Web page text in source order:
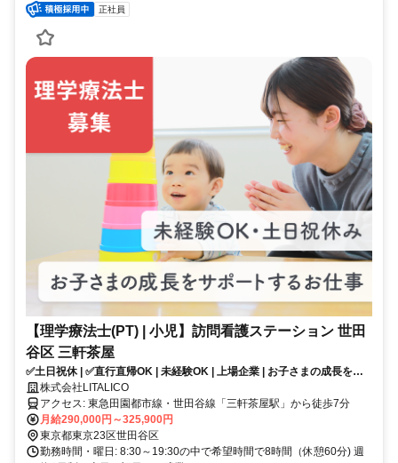
正社員
【理学療法士(PT) | 小児】訪問看護ステーション 世田
谷区 三軒茶屋
✅土日祝休 | ✅直行直帰OK | 未経験OK | 上場企業 | お子さまの成長をサ
ポートするお仕事✨
株式会社LITALICO
アクセス: 東急田園都市線・世田谷線「三軒茶屋駅」から徒歩7分
月給290,000円～325,900円
東京都東京23区世田谷区
勤務時間・曜日: 8:30～19:30の中で希望時間で8時間（休憩60分) 週